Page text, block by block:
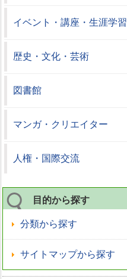
イベント・講座・生涯学習
歴史・文化・芸術
図書館
マンガ・クリエイター
人権・国際交流
目的から探す
分類から探す
サイトマップから探す